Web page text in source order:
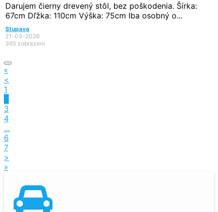
Darujem čierny drevený stôl, bez poškodenia. Šírka:
67cm Dľžka: 110cm Výška: 75cm Iba osobný o...
Stupava
21-03-2026
365 zobrazení
«
<
1
3
4
...
6
7
>
»